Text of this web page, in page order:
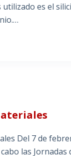
es el
Del 7 de
las Jornadas